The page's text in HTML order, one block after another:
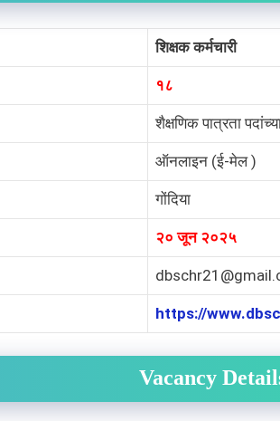
शिक्षक कर्मचारी
१८
शैक्षणिक पात्रता
ऑनलाइन (ई-मेल )
गोंदिया
२० जून २०२५
https://
Vacancy